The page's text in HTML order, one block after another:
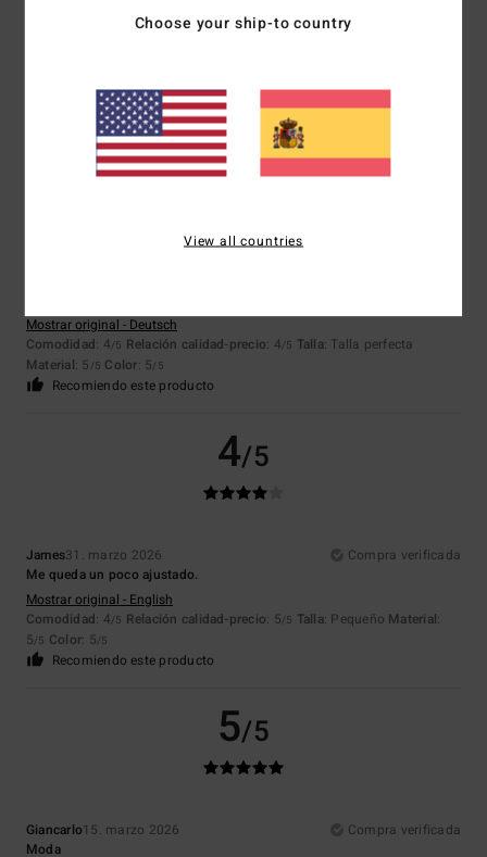
Sí, como regalo solo vale esta .arke
/5 Color: 5/5
Recomiendo este producto
5 /5
Mostrar original - Deutsch
Comodidad: 4/5 Relación calidad-precio: 4/5 Talla: Talla perfecta
Material: 5 /5 Color: 5/5
Recomiendo este producto
4/5
James31. marzo 2026
Compra verificada
Me queda un poco ajustado.
Mostrar original - English
Comodidad: 4/5 Relación calidad-precio: 5/5 Talla: Pequeño Material:
5/5 Color: 5/5
Recomiendo este producto
5/5
Giancarlo15. marzo 2026
Compra verificada
Moda
Choose your ship-to country
View all countries